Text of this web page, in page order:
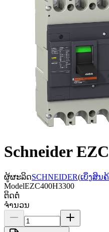
Schneider
ຜູ້ຜະລິດSCHNEIDER(ເບິ່ງສິນ
ModelEZC400H3300
ຕິດຕໍ່
ຈຳນວນ